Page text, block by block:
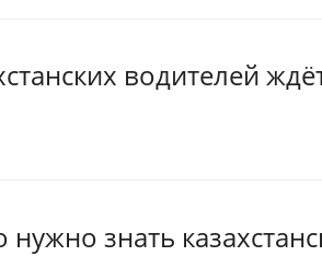
водителей
знать